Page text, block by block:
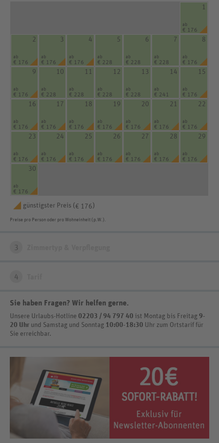
1
ab
€ 176
2
ab
€ 176
3
ab
€ 176
4
ab
€ 176
5
ab
€ 228
6
ab
€ 228
7
ab
€ 228
8
ab
€ 176
9
ab
€ 176
10
ab
€ 228
11
ab
€ 228
12
ab
€ 228
13
ab
€ 228
14
ab
€ 241
15
ab
€ 176
16
ab
€ 176
17
ab
€ 176
18
ab
€ 176
19
ab
€ 176
20
ab
€ 176
21
ab
€ 176
22
ab
€ 176
23
ab
€ 176
24
ab
€ 176
25
ab
€ 176
26
ab
€ 176
27
ab
€ 176
28
ab
€ 176
29
ab
€ 176
30
ab
€ 176
günstigster Preis ( € 176 )
Preise pro Person oder pro Wohneinheit (p.W.).
3
4
Sie haben Fragen? Wir helfen gerne.
Unsere Urlaubs-Hotline 02203 / 94 797 40 ist Montag bis Freitag 9-
20 Uhr und Samstag und Sonntag 10:00-18:30 Uhr zum Ortstarif für
Sie erreichbar.